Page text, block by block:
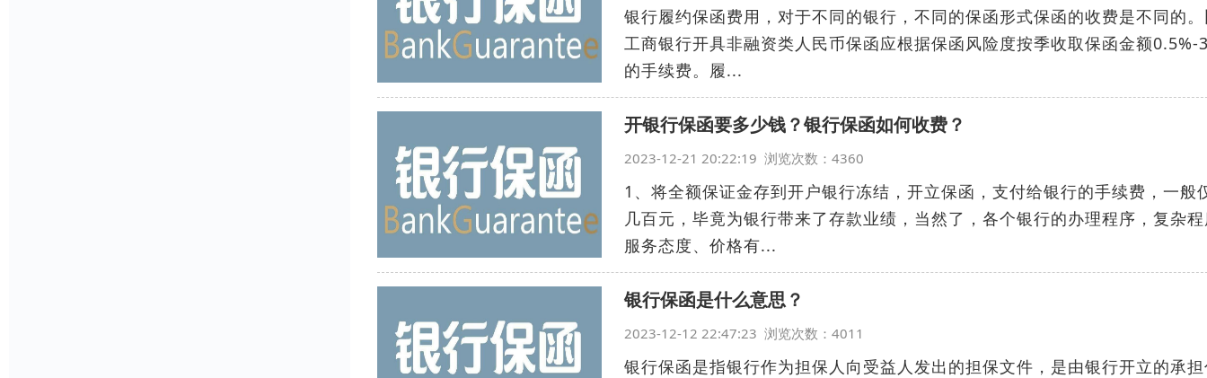
银行履约保函费用，对于不同的银行，不同的保函形式保函的收费是不同的
工商银行开具非融资类人民币保函应根据保函风险度按季收取保函金额0.5%-
的手续费。履...
开银行保函要多少钱？银行保函如何收费？
2023-12-21 20:22:19 浏览次数：4360
1、将全额保证金存到开户银行冻结，开立保函，支付给银行的手续费，一般
几百元，毕竟为银行带来了存款业绩，当然了，各个银行的办理程序，复杂
服务态度、价格有...
银行保函是什么意思？
2023-12-12 22:47:23 浏览次数：4011
银行保函是指银行作为担保人向受益人发出的担保文件，是由银行开立的承